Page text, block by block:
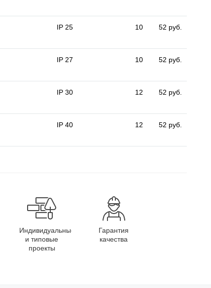
IP 25 10 52 руб.
IP 27 10 52 руб.
IP 30 12 52 руб.
IP 40 12 52 руб.
Индивидуальные
и типовые
проекты
Гарантия
качества